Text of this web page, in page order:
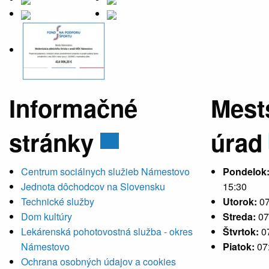
Informačné
stránky
Centrum sociálnych služieb Námestovo
Jednota dôchodcov na Slovensku
Technické služby
Dom kultúry
Lekárenská pohotovostná služba - okres
Námestovo
Ochrana osobných údajov a cookies
úrad
Pondelok:
15:30
Utorok:
Streda:
Štvrtok:
Piatok: